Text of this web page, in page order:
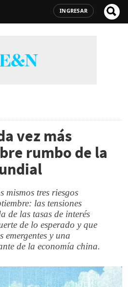
INGRESAR
vez más
rumbo de la
tres riesgos
las tensiones
de las tasas de interés
de lo esperado y que
emergentes y una
de la economía china.